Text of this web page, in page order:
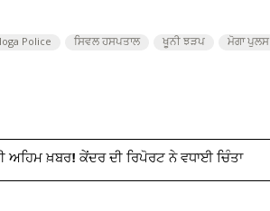
Police ਸਿਵਲ ਹਸਪਤਾਲ ਖੂਨੀ ਝੜਪ ਮੋਗਾ ਪੁਲਸ
ਅਹਿਮ ਖ਼ਬਰ! ਕੇਂਦਰ ਦੀ ਰਿਪੋਰਟ ਨੇ ਵਧਾਈ ਚਿੰਤਾ